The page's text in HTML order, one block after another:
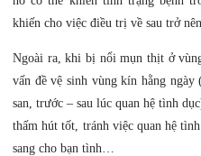
khiến cho việc điều trị về sau trở
Ngoài ra, khi bị nổi mụn thịt ở
vấn đề vệ sinh vùng kín hằng
san, trước – sau lúc quan hệ tình
thấm hút tốt, tránh việc quan hệ
sang cho bạn tình…